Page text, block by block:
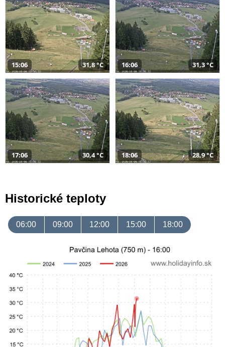
15:06 31,8 °C 16:06 31,3 °C
17:06 30,4 °C 18:06 28,9 °C
Historické teploty
06:00 09:00 12:00 15:00 18:00